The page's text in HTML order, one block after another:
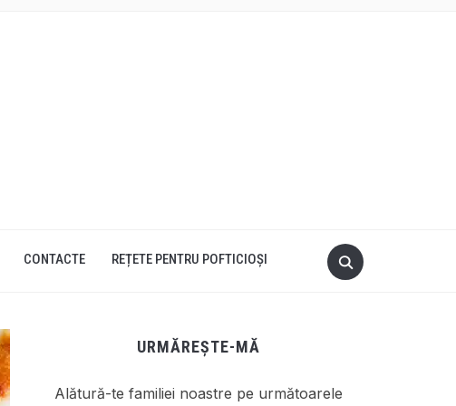
CONTACTE REȚETE PENTRU POFTICIOȘI
URMĂREȘTE-MĂ
Alătură-te familiei noastre pe următoarele